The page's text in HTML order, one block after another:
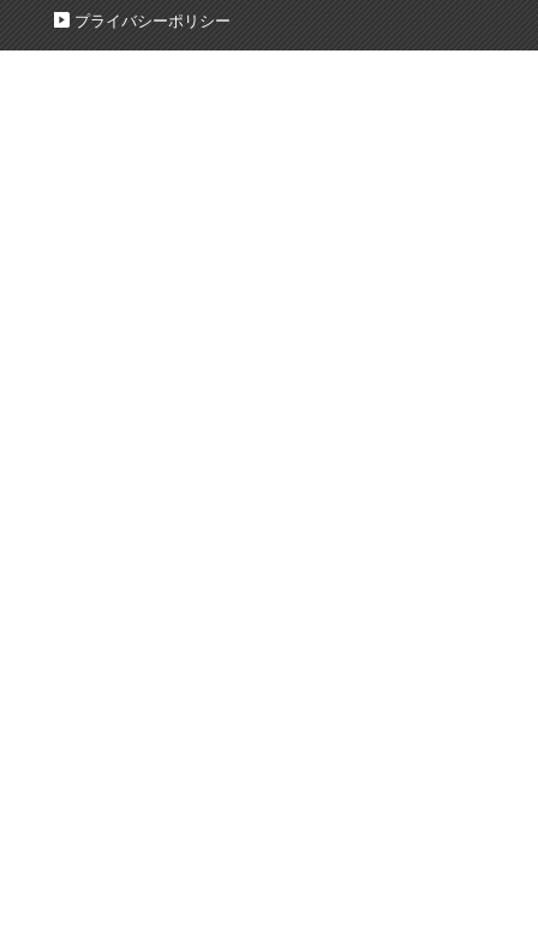
プライバシーポリシー